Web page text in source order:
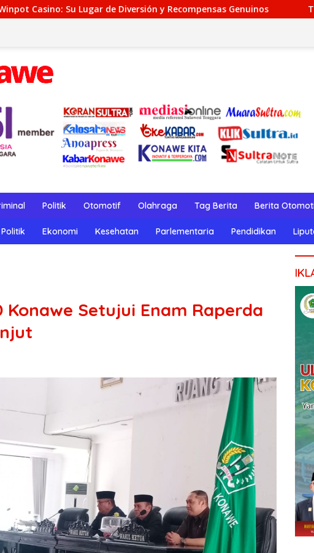
Diversión y Recompensas Genuinos TeaSpin Gaming: Your
Politik Otomotif Olahraga Tag Berita Berita
Politik Ekonomi Kesehatan Parlementaria Pendidikan
Konawe Setujui Enam Raperda